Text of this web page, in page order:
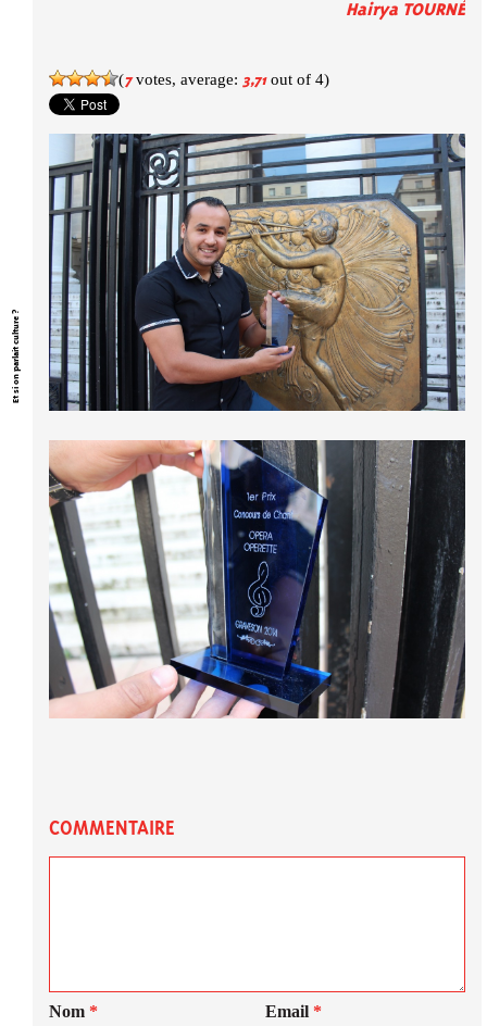
Et si on parlait culture ?
Hairya TOURNÉ
(7votes, average: 3,71out of 4)
COMMENTAIRE
Nom * Email *